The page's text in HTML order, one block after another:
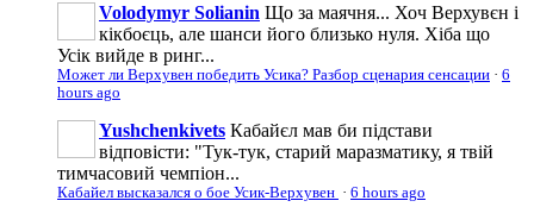
Volodymyr Solianin Що за маячня... Хоч Верхувєн і
кікбоєць, але шанси його близько нуля. Хіба що
Усік вийде в ринг...
Может ли Верхувен победить Усика? Разбор сценария сенсации · 6
hours ago
Yushchenkivets Кабайєл мав би підстави
відповісти: "Тук-тук, старий маразматику, я твій
тимчасовий чемпіон...
Кабайел высказался о бое Усик-Верхувен · 6 hours ago